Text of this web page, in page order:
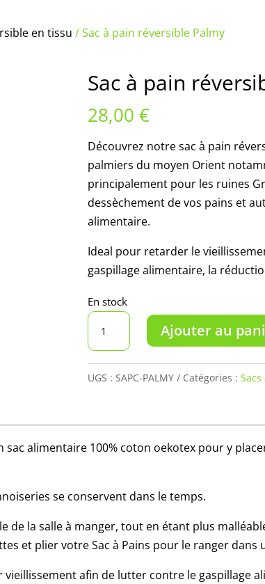
en tissu / Sac à pain réversible Palmy
Sac à pain
28,00€
Découvrez notre sac à pain
palmiers du moyen Orient
principalement pour les ruines
dessèchement de vos pains et
alimentaire.
Ideal pour retarder le
gaspillage alimentaire, la
En stock
quantité
à
Ajouter au
UGS : SAPC-PALMY Catégories :
sac alimentaire 100% coton oekotex pour y
se conservent dans le temps.
de la salle à manger, tout en étant plus
et plier votre Sac à Pains pour le ranger dans
afin de lutter contre le gaspillage